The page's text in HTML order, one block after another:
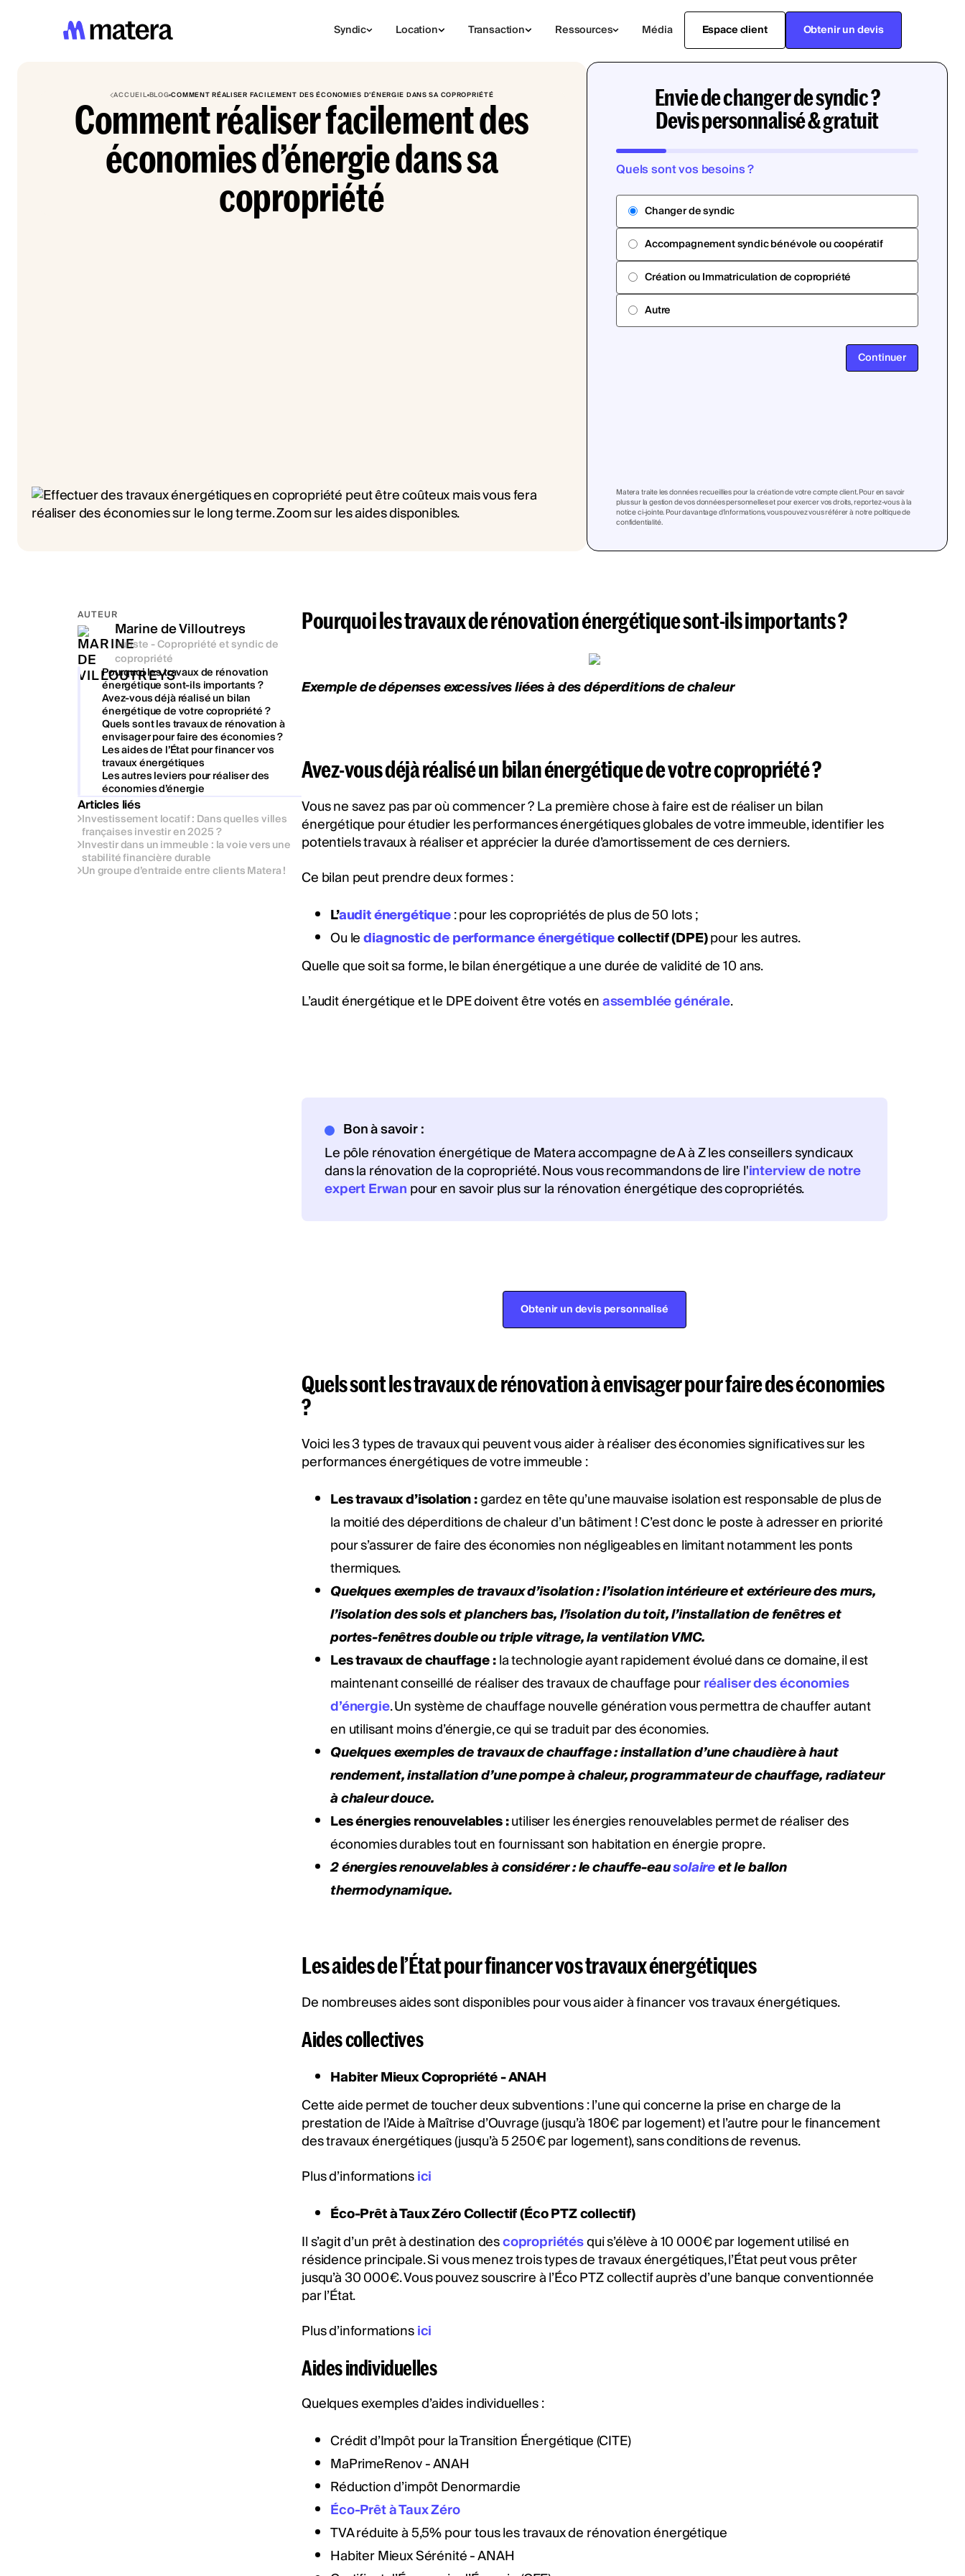
Syndic Location Transaction Ressources Média Espace client Obtenir un devis
ACCUEILBLOGCOMMENT RÉALISER FACILEMENT DES ÉCONOMIES D’ÉNERGIE DANS SA COPROPRIÉTÉ
Comment réaliser facilement des
économies d’énergie dans sa
copropriété
Envie de changer de syndic ?
Devis personnalisé & gratuit
Quels sont vos besoins ?
Changer de syndic
Accompagnement syndic bénévole ou coopératif
Création ou Immatriculation de copropriété
Autre
Continuer
Matera traite les données recueillies pour la création de votre compte client. Pour en savoir
plus sur la gestion de vos données personnelles et pour exercer vos droits, reportez-vous à la
notice ci-jointe. Pour davantage d’informations, vous pouvez vous référer à notre politique de
confidentialité.
AUTEUR
Marine de Villoutreys
Juriste - Copropriété et syndic de
copropriété
Pourquoi les travaux de rénovation
énergétique sont-ils importants ?
Avez-vous déjà réalisé un bilan
énergétique de votre copropriété ?
Quels sont les travaux de rénovation à
envisager pour faire des économies ?
Les aides de l’État pour financer vos
travaux énergétiques
Les autres leviers pour réaliser des
économies d’énergie
Articles liés
Investissement locatif : Dans quelles villes
françaises investir en 2025 ?
Investir dans un immeuble : la voie vers une
stabilité financière durable
Un groupe d’entraide entre clients Matera !
Pourquoi les travaux de rénovation énergétique sont-ils importants ?
Exemple de dépenses excessives liées à des déperditions de chaleur
Avez-vous déjà réalisé un bilan énergétique de votre copropriété ?
Vous ne savez pas par où commencer ? La première chose à faire est de réaliser un bilan
énergétique pour étudier les performances énergétiques globales de votre immeuble, identifier les
potentiels travaux à réaliser et apprécier la durée d’amortissement de ces derniers.
Ce bilan peut prendre deux formes :
L’audit énergétique: pour les copropriétés de plus de 50 lots ;
Ou lediagnostic de performance énergétiquecollectif (DPE)pour les autres.
Quelle que soit sa forme, le bilan énergétique a une durée de validité de 10 ans.
L’audit énergétique et le DPE doivent être votés enassemblée générale.
Bon à savoir :
Le pôle rénovation énergétique de Matera accompagne de A à Z les conseillers syndicaux
dans la rénovation de la copropriété. Nous vous recommandons de lire l'interview de notre
expert Erwanpour en savoir plus sur la rénovation énergétique des copropriétés.
Obtenir un devis personnalisé
Quels sont les travaux de rénovation à envisager pour faire des économies
?
Voici les 3 types de travaux qui peuvent vous aider à réaliser des économies significatives sur les
performances énergétiques de votre immeuble :
Les travaux d’isolation :gardez en tête qu’une mauvaise isolation est responsable de plus de
la moitié des déperditions de chaleur d’un bâtiment ! C’est donc le poste à adresser en priorité
pour s’assurer de faire des économies non négligeables en limitant notamment les ponts
thermiques.
Quelques exemples de travaux d’isolation : l’isolation intérieure et extérieure des murs,
l’isolation des sols et planchers bas, l’isolation du toit, l’installation de fenêtres et
portes-fenêtres double ou triple vitrage, la ventilation VMC.
Les travaux de chauffage :la technologie ayant rapidement évolué dans ce domaine, il est
maintenant conseillé de réaliser des travaux de chauffage pourréaliser des économies
d’énergie. Un système de chauffage nouvelle génération vous permettra de chauffer autant
en utilisant moins d’énergie, ce qui se traduit par des économies.
Quelques exemples de travaux de chauffage : installation d’une chaudière à haut
rendement, installation d’une pompe à chaleur, programmateur de chauffage, radiateur
à chaleur douce.
Les énergies renouvelables :utiliser les énergies renouvelables permet de réaliser des
économies durables tout en fournissant son habitation en énergie propre.
2 énergies renouvelables à considérer : le chauffe-eausolaireet le ballon
thermodynamique.
Les aides de l’État pour financer vos travaux énergétiques
De nombreuses aides sont disponibles pour vous aider à financer vos travaux énergétiques.
Aides collectives
Habiter Mieux Copropriété - ANAH
Cette aide permet de toucher deux subventions : l’une qui concerne la prise en charge de la
prestation de l’Aide à Maîtrise d’Ouvrage (jusqu’à 180€ par logement) et l’autre pour le financement
des travaux énergétiques (jusqu’à 5 250€ par logement), sans conditions de revenus.
Plus d’informationsici
Éco-Prêt à Taux Zéro Collectif (Éco PTZ collectif)
Il s’agit d’un prêt à destination descopropriétésqui s’élève à 10 000€ par logement utilisé en
résidence principale. Si vous menez trois types de travaux énergétiques, l’État peut vous prêter
jusqu’à 30 000€. Vous pouvez souscrire à l’Éco PTZ collectif auprès d’une banque conventionnée
par l’État.
Plus d’informationsici
Aides individuelles
Quelques exemples d’aides individuelles :
Crédit d’Impôt pour la Transition Énergétique (CITE)
MaPrimeRenov - ANAH
Réduction d’impôt Denormardie
Éco-Prêt à Taux Zéro
TVA réduite à 5,5% pour tous les travaux de rénovation énergétique
Habiter Mieux Sérénité - ANAH